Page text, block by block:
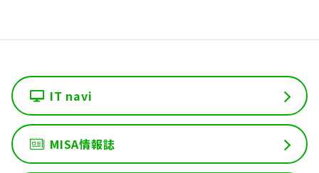
IT navi
MISA情報誌